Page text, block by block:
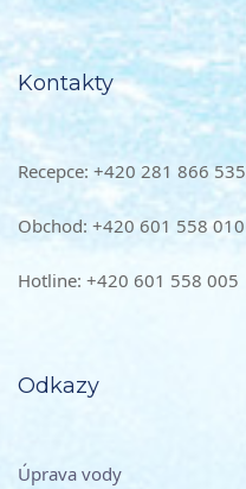
Kontakty
Recepce: +420 281 866 535
Obchod: +420 601 558 010
Hotline: +420 601 558 005
Odkazy
Úprava vody